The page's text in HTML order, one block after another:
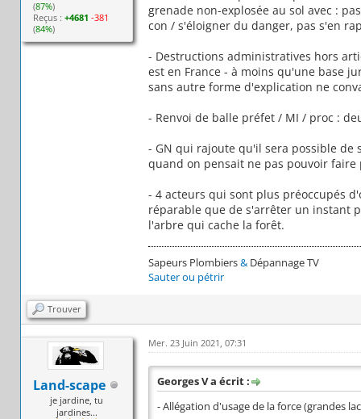
(87%)
Reçus :+4681 -381
(84%)
grenade non-explosée au sol avec :
con / s'éloigner du danger, pas s'en
- Destructions administratives hors
est en France - à moins qu'une base
sans autre forme d'explication ne
- Renvoi de balle préfet / MI / proc :
- GN qui rajoute qu'il sera possible
quand on pensait ne pas pouvoir
- 4 acteurs qui sont plus préoccupés
réparable que de s'arrêter un instant
l'arbre qui cache la forêt.
Sapeurs Plombiers&Dépannage TV
Sauter ou pétrir
Trouver
Land-scape
je jardine, tu
jardines...
Mer. 23 Juin 2021, 07:31
Georges V a écrit :
- Allégation d'usage de la force (grandes